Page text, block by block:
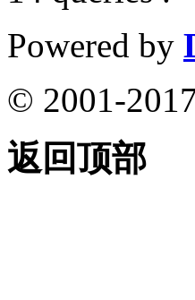
Powered by
© 2001-
返回顶部